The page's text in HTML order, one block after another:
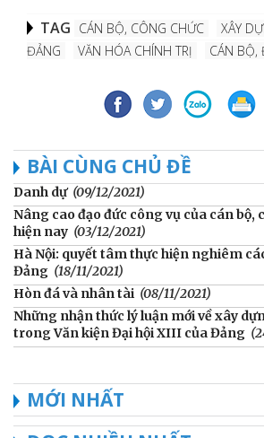
TAG CÁN BỘ, CÔNG CHỨC
XÂY
ĐẢNG
VĂN HÓA CHÍNH TRỊ CÁN BỘ,
BÀI CÙNG CHỦ ĐỀ
Danh dự (09/12/2021)
Nâng cao đạo đức công vụ của cán bộ,
hiện nay (03/12/2021)
Hà Nội: quyết tâm thực hiện nghiêm
Đảng (18/11/2021)
Hòn đá và nhân tài (08/11/2021)
Những nhận thức lý luận mới về xây
trong Văn kiện Đại hội XIII của Đảng
MỚI NHẤT